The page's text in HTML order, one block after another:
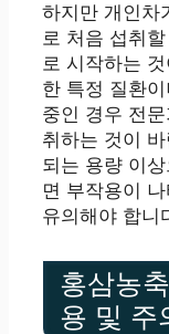
하지만 개인차
로 처음 섭취
로 시작하는
한 특정 질환
중인 경우 전
취하는 것이
되는 용량 이
면 부작용이
유의해야 합니
홍삼농
용 및 주